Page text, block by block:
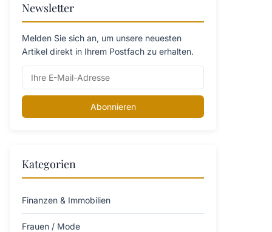
Newsletter
Melden Sie sich an, um unsere neuesten
Artikel direkt in Ihrem Postfach zu erhalten.
Abonnieren
Kategorien
Finanzen & Immobilien
Frauen / Mode